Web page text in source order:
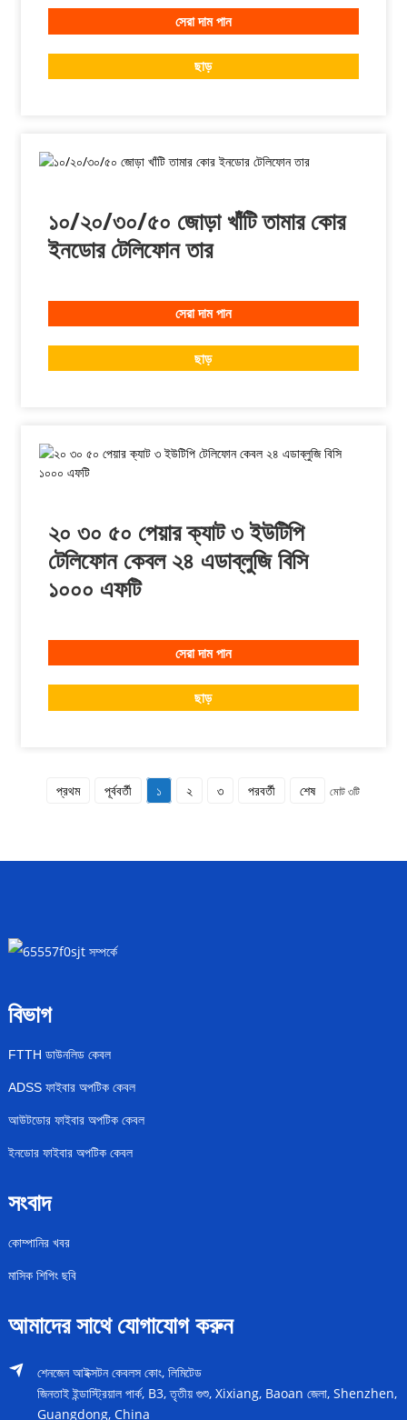
সেরা দাম পান
ছাড়
১০/২০/৩০/৫০ জোড়া খাঁটি তামার কোর
ইনডোর টেলিফোন তার
সেরা দাম পান
ছাড়
২০ ৩০ ৫০ পেয়ার ক্যাট ৩ ইউটিপি
টেলিফোন কেবল ২৪ এডাব্লুজি বিসি
১০০০ এফটি
সেরা দাম পান
ছাড়
প্রথম পূর্ববর্তী ১ ২ ৩ পরবর্তী শেষ মোট ৩টি
বিভাগ
FTTH ডাউনলিড কেবল
ADSS ফাইবার অপটিক কেবল
আউটডোর ফাইবার অপটিক কেবল
ইনডোর ফাইবার অপটিক কেবল
সংবাদ
কোম্পানির খবর
মাসিক শিপিং ছবি
আমাদের সাথে যোগাযোগ করুন
শেনজেন আইক্সটন কেবলস কোং, লিমিটেড
জিনতাই ইন্ডাস্ট্রিয়াল পার্ক, B3, তৃতীয় গুশু, Xixiang, Baoan জেলা, Shenzhen,
Guangdong, China